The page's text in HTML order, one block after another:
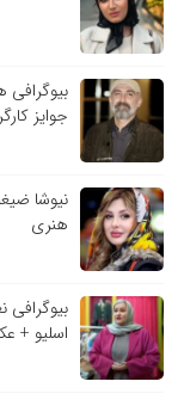
جوایز
نیوشا
هنری
اسلیو +